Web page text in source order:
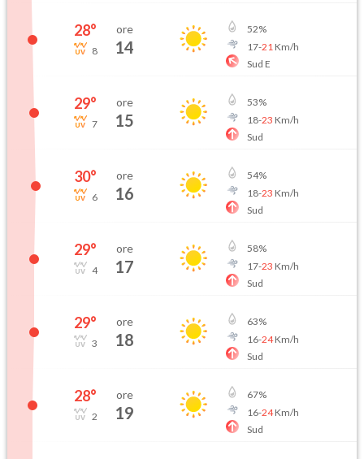
28°
8
ore
14
52%
17-21 Km/h
Sud E
29°
7
ore
15
53%
18-23 Km/h
Sud
30°
6
ore
16
54%
18-23 Km/h
Sud
29°
4
ore
17
58%
17-23 Km/h
Sud
29°
3
ore
18
63%
16-24Km/h
Sud
28°
2
ore
19
67%
16-24Km/h
Sud